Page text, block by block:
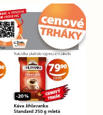
heslo
Inspirace
Čtenáři píší
Speciální přílohy
Inzerce